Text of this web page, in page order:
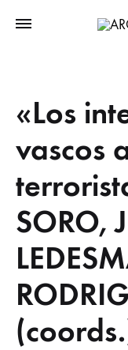
«Los
vascos
SORO,